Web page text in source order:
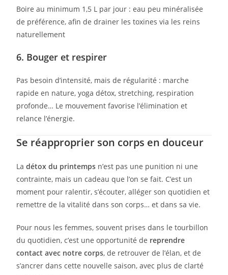
Boire au minimum 1,5 L par jour : eau peu minéralisée
de préférence, afin de drainer les toxines via les reins
naturellement
6. Bouger et respirer
Pas besoin d’intensité, mais de régularité : marche
rapide en nature, yoga détox, stretching, respiration
profonde… Le mouvement favorise l’élimination et
relance l’énergie.
Se réapproprier son corps en douceur
Ladétox du printemps n’est pas une punition ni une
contrainte, mais un cadeau que l’on se fait. C’est un
moment pour ralentir, s’écouter, alléger son quotidien et
remettre de la vitalité dans son corps… et dans sa vie.
Pour nous les femmes, souvent prises dans le tourbillon
du quotidien, c’est une opportunité de reprendre
contact avec notre corps, de retrouver de l’élan, et de
s’ancrer dans cette nouvelle saison, avec plus de clarté